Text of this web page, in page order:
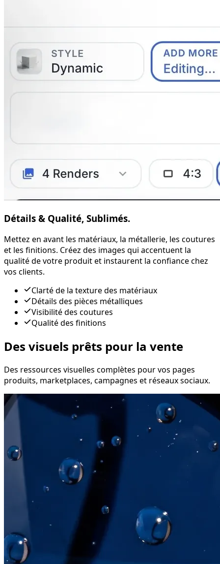
Détails & Qualité, Sublimés.
Mettez en avant les matériaux, la métallerie, les coutures
et les finitions. Créez des images qui accentuent la
qualité de votre produit et instaurent la confiance chez
vos clients.
Clarté de la texture des matériaux
Détails des pièces métalliques
Visibilité des coutures
Qualité des finitions
Des visuels prêts pour la vente
Des ressources visuelles complètes pour vos pages
produits, marketplaces, campagnes et réseaux sociaux.